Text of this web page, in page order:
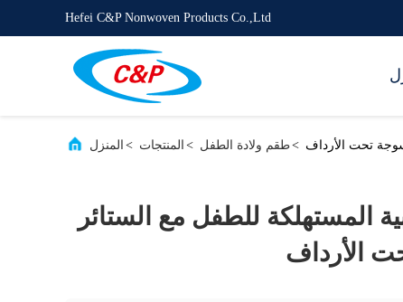
Hefei C&P Nonwoven Products Co.,Ltd
المنزل > المنتجات > طقم ولادة الطفل> تحت الأرداف
المستهلكة للطفل مع الستائر
الأرداف